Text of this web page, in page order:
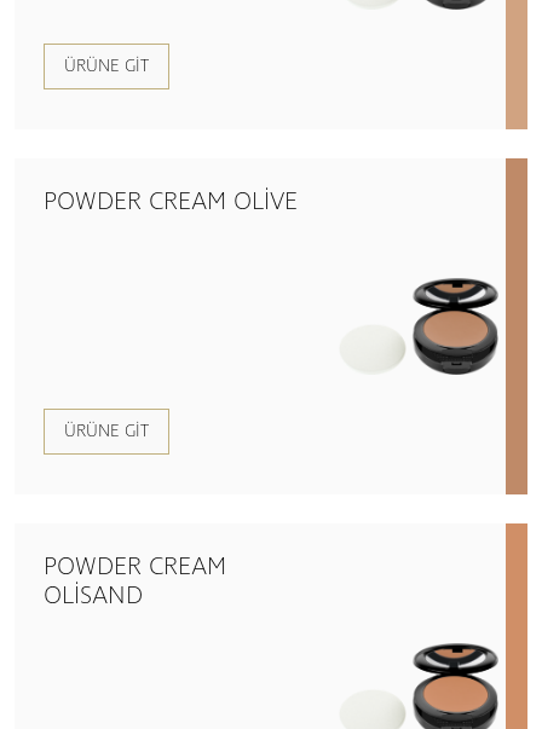
ÜRÜNE GIT
POWDER CREAM OLIVE
ÜRÜNE GIT
POWDER CREAM
OLISAND